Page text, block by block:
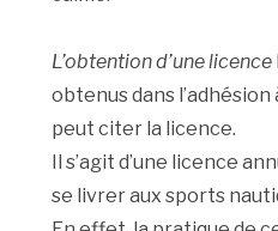
L’obtention d’une licence
obtenus dans l’adhésion
peut citer la licence.
Il s’agit d’une licence
se livrer aux sports